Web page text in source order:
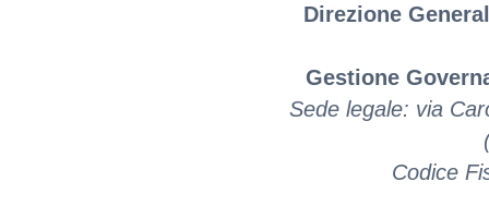
Direzione
Gestione
Sede legale: via
Codice